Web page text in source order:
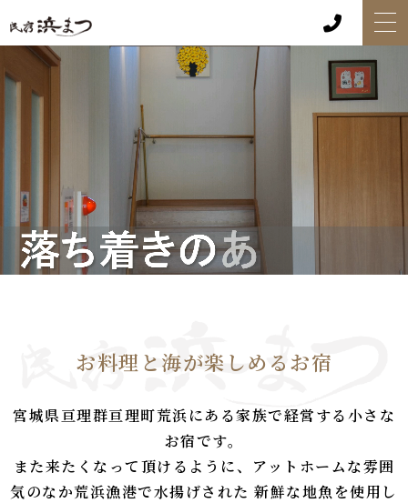
お料理と海が楽しめるお宿
宮城県亘理群亘理町荒浜にある家族で経営する小さな
お宿です。
また来たくなって頂けるように、アットホームな雰囲
気のなか荒浜漁港で水揚げされた 新鮮な地魚を使用し